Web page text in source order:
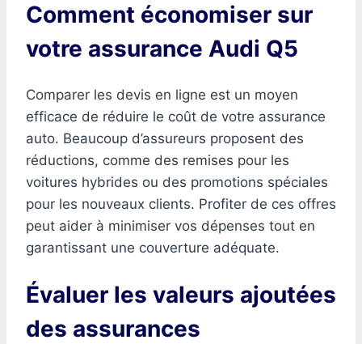
Comment économiser sur
votre assurance Audi Q5
Comparer les devis en ligne est un moyen
efficace de réduire le coût de votre assurance
auto. Beaucoup d’assureurs proposent des
réductions, comme des remises pour les
voitures hybrides ou des promotions spéciales
pour les nouveaux clients. Profiter de ces offres
peut aider à minimiser vos dépenses tout en
garantissant une couverture adéquate.
Évaluer les valeurs ajoutées
des assurances